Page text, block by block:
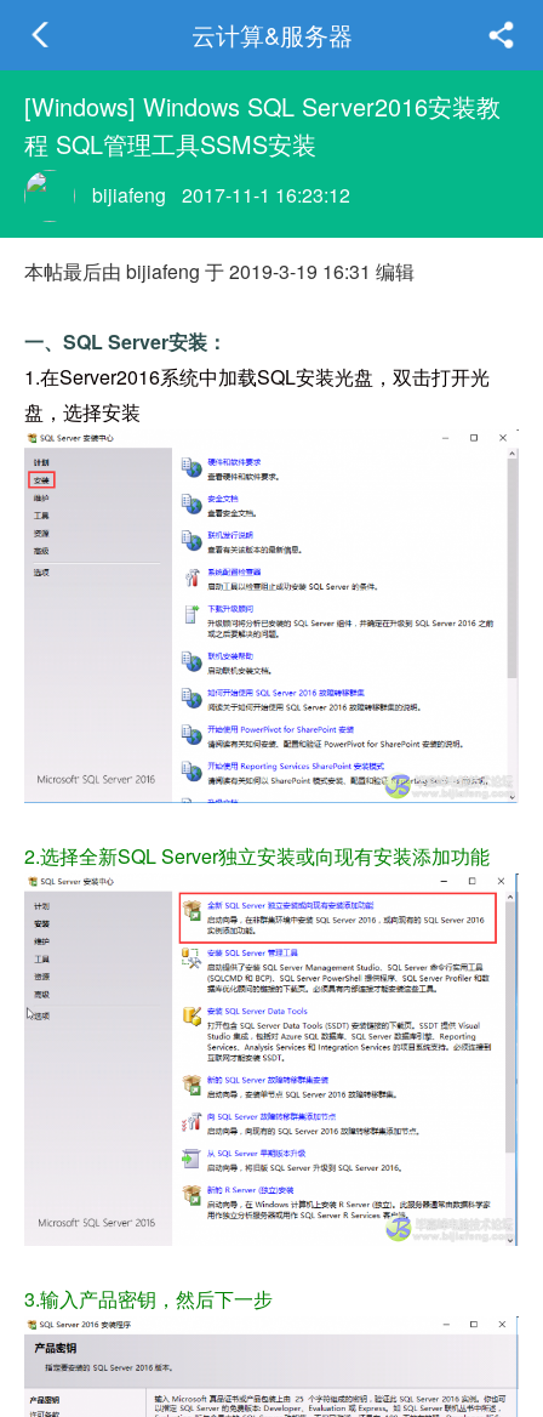
云计算&服务器
[Windows] Windows SQL Server2016安装教
程 SQL管理工具SSMS安装
bijiafeng 2017-11-1 16:23:12
本帖最后由 bijiafeng 于 2019-3-19 16:31 编辑
一、SQL Server安装：
1.在Server2016系统中加载SQL安装光盘，双击打开光
盘，选择安装
2.选择全新SQL Server独立安装或向现有安装添加功能
3.输入产品密钥，然后下一步